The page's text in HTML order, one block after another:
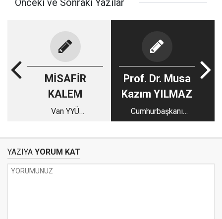
Önceki ve Sonraki Yazılar
MİSAFİR
KALEM
Van YYÜ
Reçete: Risale-i Nur"
Konferansı
Prof. Dr. Musa
Kazım YILMAZ
Cumhurbaşkanı
Erdoğan’a Uyarı
YAZIYA YORUM KAT